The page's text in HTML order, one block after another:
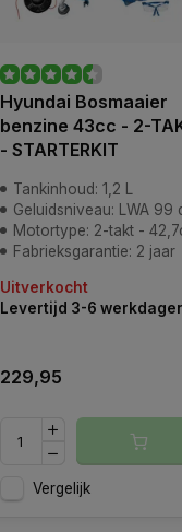
Hyundai Bosmaaier
benzine 43cc - 2-
- STARTERKIT
Tankinhoud: 1,2 L
Geluidsniveau: LWA 99
Motortype: 2-takt -
Fabrieksgarantie: 2 jaar
Uitverkocht
Levertijd 3-6
229,95
Vergelijk